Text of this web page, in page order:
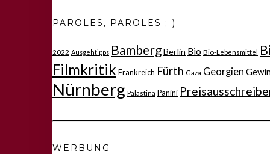
PAROLES, PAROLES ;-)
2022 Ausgehtipps BambergBerlin Bio Bio-Lebensmittel
Filmkritik Frankreich Fürth Gaza Georgien
Nürnberg Palästina Panini
WERBUNG